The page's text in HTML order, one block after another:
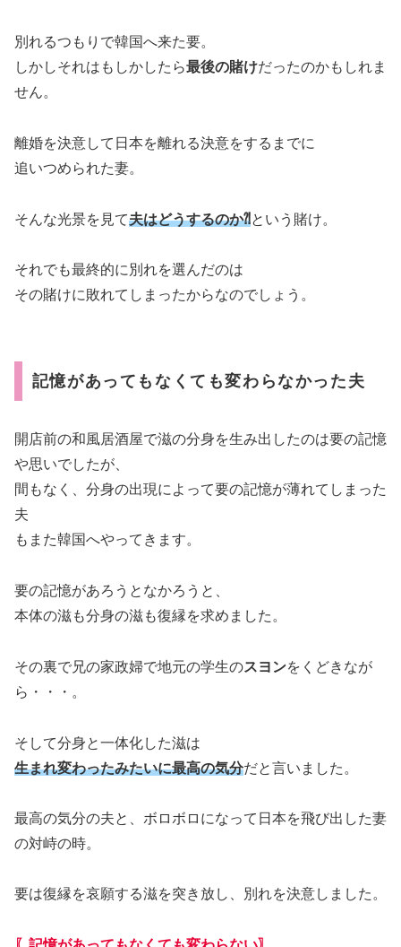
別れるつもりで韓国へ来た要。
しかしそれはもしかしたら最後の賭けだったのかもしれま
せん。
離婚を決意して日本を離れる決意をするまでに
追いつめられた妻。
そんな光景を見て夫はどうするのか⁈という賭け。
それでも最終的に別れを選んだのは
その賭けに敗れてしまったからなのでしょう。
記憶があってもなくても変わらなかった夫
開店前の和風居酒屋で滋の分身を生み出したのは要の記憶
や思いでしたが、
間もなく、分身の出現によって要の記憶が薄れてしまった
夫
もまた韓国へやってきます。
要の記憶があろうとなかろうと、
本体の滋も分身の滋も復縁を求めました。
その裏で兄の家政婦で地元の学生のスヨンをくどきなが
ら・・・。
そして分身と一体化した滋は
生まれ変わったみたいに最高の気分だと言いました。
最高の気分の夫と、ボロボロになって日本を飛び出した妻
の対峙の時。
要は復縁を哀願する滋を突き放し、別れを決意しました。